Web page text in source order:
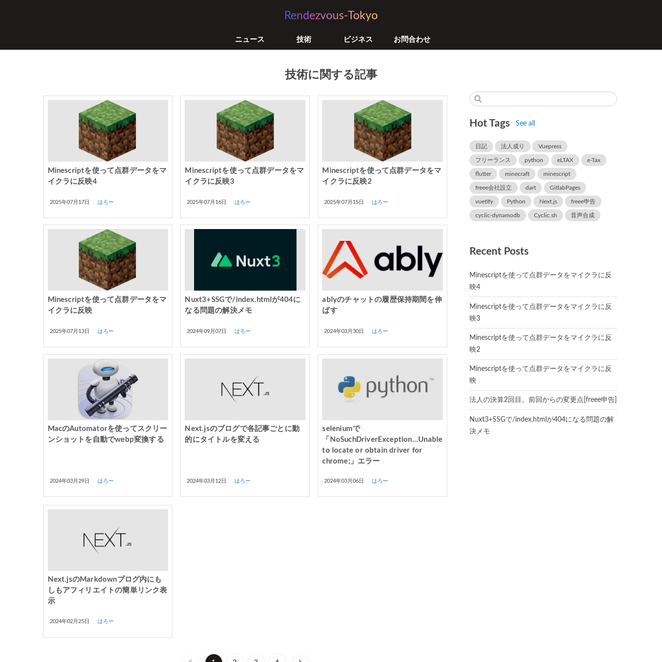
Rendezvous-Tokyo
ニュース 技術 ビジネス お問合わせ
技術に関する記事
Minescriptを使って点群データをマ
イクラに反映4
2025年07月17日 はろー
Minescriptを使って点群データをマ
イクラに反映3
2025年07月16日 はろー
Minescriptを使って点群データをマ
イクラに反映2
2025年07月15日 はろー
Minescriptを使って点群データをマ
イクラに反映
2025年07月13日 はろー
Nuxt3+SSGで/index.htmlが404に
なる問題の解決メモ
2024年09月07日 はろー
ablyのチャットの履歴保持期間を伸
ばす
2024年03月30日 はろー
MacのAutomatorを使ってスクリー
ンショットを自動でwebp変換する
2024年03月29日 はろー
Next.jsのブログで各記事ごとに動
的にタイトルを変える
2024年03月12日 はろー
seleniumで
「NoSuchDriverException...Unable
to locate or obtain driver for
chrome;」エラー
2024年03月06日 はろー
Next.jsのMarkdownブログ内にも
しもアフィリエイトの簡単リンク表
示
2024年02月25日 はろー
Hot Tags See all
日記 法人成り Vuepress
フリーランス python eLTAX e-Tax
flutter minecraft minescript
freee会社設立 dart GitlabPages
vuetify Python Next.js freee申告
cyclic-dynamodb Cyclic.sh 音声合成
Recent Posts
Minescriptを使って点群データをマイクラに反
映4
Minescriptを使って点群データをマイクラに反
映3
Minescriptを使って点群データをマイクラに反
映2
Minescriptを使って点群データをマイクラに反
映
法人の決算2回目。前回からの変更点[freee申告]
Nuxt3+SSGで/index.htmlが404になる問題の解
決メモ